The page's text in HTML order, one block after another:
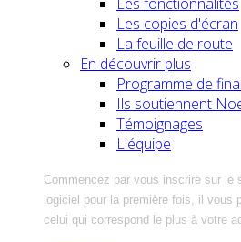
Les copies d'écran
La feuille de route
En découvrir plus
Programme de
Ils soutiennent
Témoignages
L'équipe
Commencez par vous inscrire sur le
logiciel pour la première fois, il vous
celui qui correspond le plus à votre